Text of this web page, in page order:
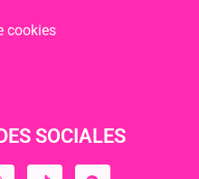
cookies
SOCIALES